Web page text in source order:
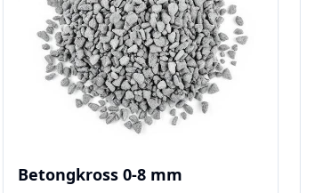
Betongkross 0-8 mm